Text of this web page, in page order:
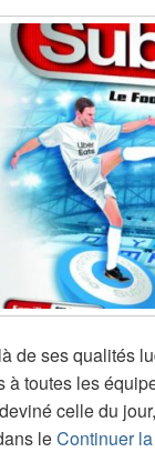
de ses qualités
à toutes les
celle du
leContinuer